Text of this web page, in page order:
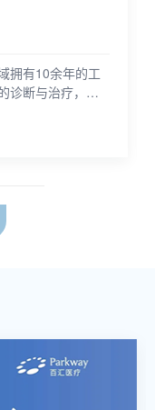
拥有10余年的工
诊断与治疗，如
题，并熟练美